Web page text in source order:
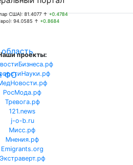
США): 81.4077 ↑+0.4784
94.0585 ↑ +0.8684
ФО
проекты:
РосМода.рф
Тревога.рф
121.news
j-o-b.ru
Мисс.рф
Мнения.рф
Emigrants.org
Экстраверт.рф